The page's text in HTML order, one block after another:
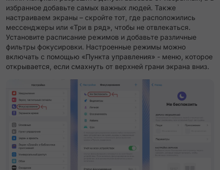
избранное добавьте самых важных людей. Также
настраиваем экраны – скройте тот, где расположились
мессенджеры или «Три в ряд», чтобы не отвлекаться.
Установите расписание режимов и добавьте различные
фильтры фокусировки. Настроенные режимы можно
включать с помощью «Пункта управления» - меню, которое
открывается, если смахнуть от верхней грани экрана вниз.